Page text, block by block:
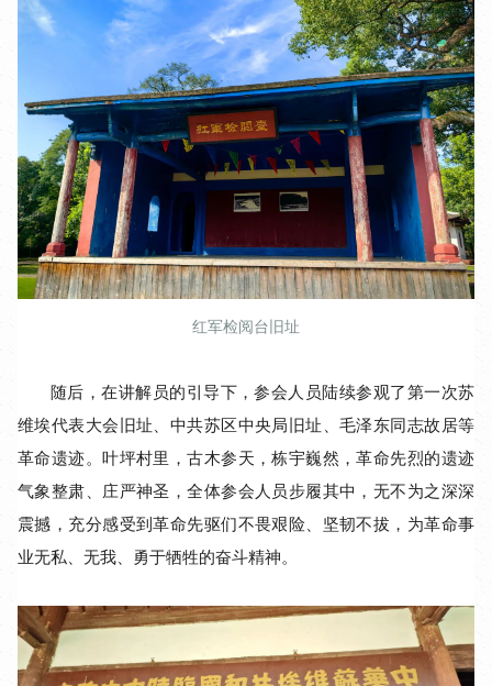
红军检阅台旧址
随后，在讲解员的引导下，参会人员陆续参观了第一次苏
维埃代表大会旧址、中共苏区中央局旧址、毛泽东同志故居等
革命遗迹。叶坪村里，古木参天，栋宇巍然，革命先烈的遗迹
气象整肃、庄严神圣，全体参会人员步履其中，无不为之深深
震撼，充分感受到革命先驱们不畏艰险、坚韧不拔，为革命事
业无私、无我、勇于牺牲的奋斗精神。